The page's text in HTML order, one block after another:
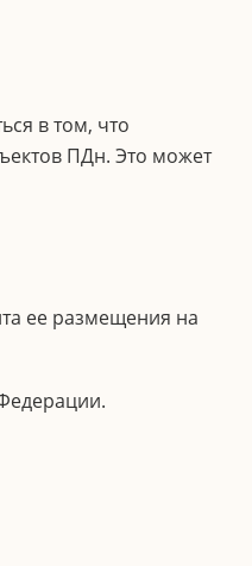
в том, что
ПДн. Это может
ее размещения на